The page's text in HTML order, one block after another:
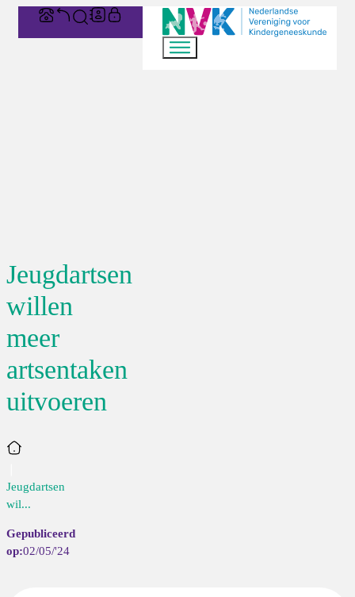
Jeugdartsen
willen
meer
artsentaken
uitvoeren
Home
Jeugdartsen
wil...
02/05/'24